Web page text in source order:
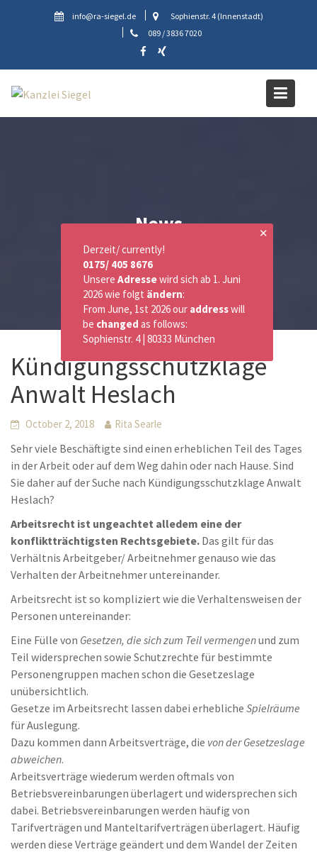
info@ra-siegel.de
Sophienstr. 4 (Innenstadt)
089 / 3836 7020
News
Kündigungsschutzklage
Anwalt Heslach
October 2, 2018 Rita Searle
Sehr viele Beschäftigte sind einen erheblichen Teil des Tages
in der Arbeit oder auf dem Weg dahin oder nach Hause. Sind
Sie daher auf der Suche nach Kündigungsschutzklage Anwalt
Heslach?
Arbeitsrecht ist ungeachtet alledem eine der
konfliktträchtigsten Rechtsgebiete. Das gilt für das
Verhältnis Arbeitgeber/ Arbeitnehmer genauso wie das
Verhalten der Arbeitnehmer untereinander.
Arbeitsrecht ist so kompliziert wie die Verhaltensweisen der
Personen untereinander:
Eine Fülle von Gesetzen, die sich zum Teil vermengenund zum
Teil widersprechen sowie Schutzrechte für bestimmte
Personengruppen machen schon die Gesetzeslage
unübersichtlich.
Gesetze im Arbeitsrecht lassen dabei erhebliche Spielräume
für Auslegung.
Dazu kommen dann Arbeitsverträge, die von der Gesetzeslage
abweichen.
Arbeitsverträge wiederum werden oftmals von
Betriebsvereinbarungen überlagert und widersprechen sich
dabei. Betriebsvereinbarungen werden häufig von
Tarifverträgen und Manteltarifverträgen überlagert. Häufig
werden diese Verträge geändert und dem Wandel der Zeiten
✕
Derzeit/ currently!
0175/ 405 8676
Unsere Adressewird sich ab 1. Juni
2026 wie folgt ändern:
From June, 1st 2026 our addresswill
be changed as follows:
Sophienstr. 4 | 80333 München